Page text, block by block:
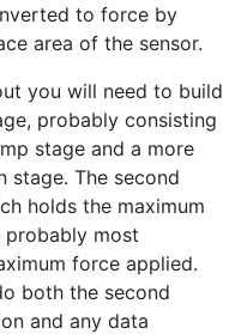
to force by
area of the sensor.
you will need to build
probably consisting
stage and a more
stage. The second
holds the maximum
probably most
force applied.
both the second
and any data